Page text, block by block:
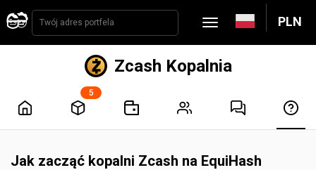
PLN
Zcash Kopalnia
5
Jak zacząć kopalni Zcash na EquiHash